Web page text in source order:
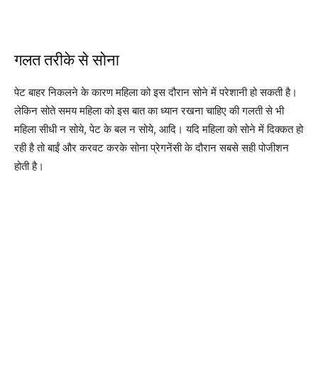
गलत तरीके से सोना
पेट बाहर निकलने के कारण महिला को इस दौरान सोने में परेशानी हो सकती है।
लेकिन सोते समय महिला को इस बात का ध्यान रखना चाहिए की गलती से भी
महिला सीधी न सोये, पेट के बल न सोये, आदि। यदि महिला को सोने में दिक्कत हो
रही है तो बाईं और करवट करके सोना प्रेगनेंसी के दौरान सबसे सही पोजीशन
होती है।